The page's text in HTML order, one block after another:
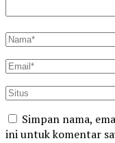
Simpan nama,
ini untuk komentar